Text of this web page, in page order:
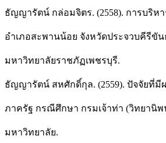
ธัญญารัตน์ กล่อมจิตร. (2558). การบริห
อำเภอสะพานน้อย จังหวัดประจวบคีรี
มหาวิทยาลัยราชภัฏเพชรบุรี.
ธัญญารัตน์ สหศักดิ์กุล. (2559). ปัจจัยที่
ภาครัฐ กรณีศึกษา กรมเจ้าท่า (วิทยา
มหาวิทยาลัย.